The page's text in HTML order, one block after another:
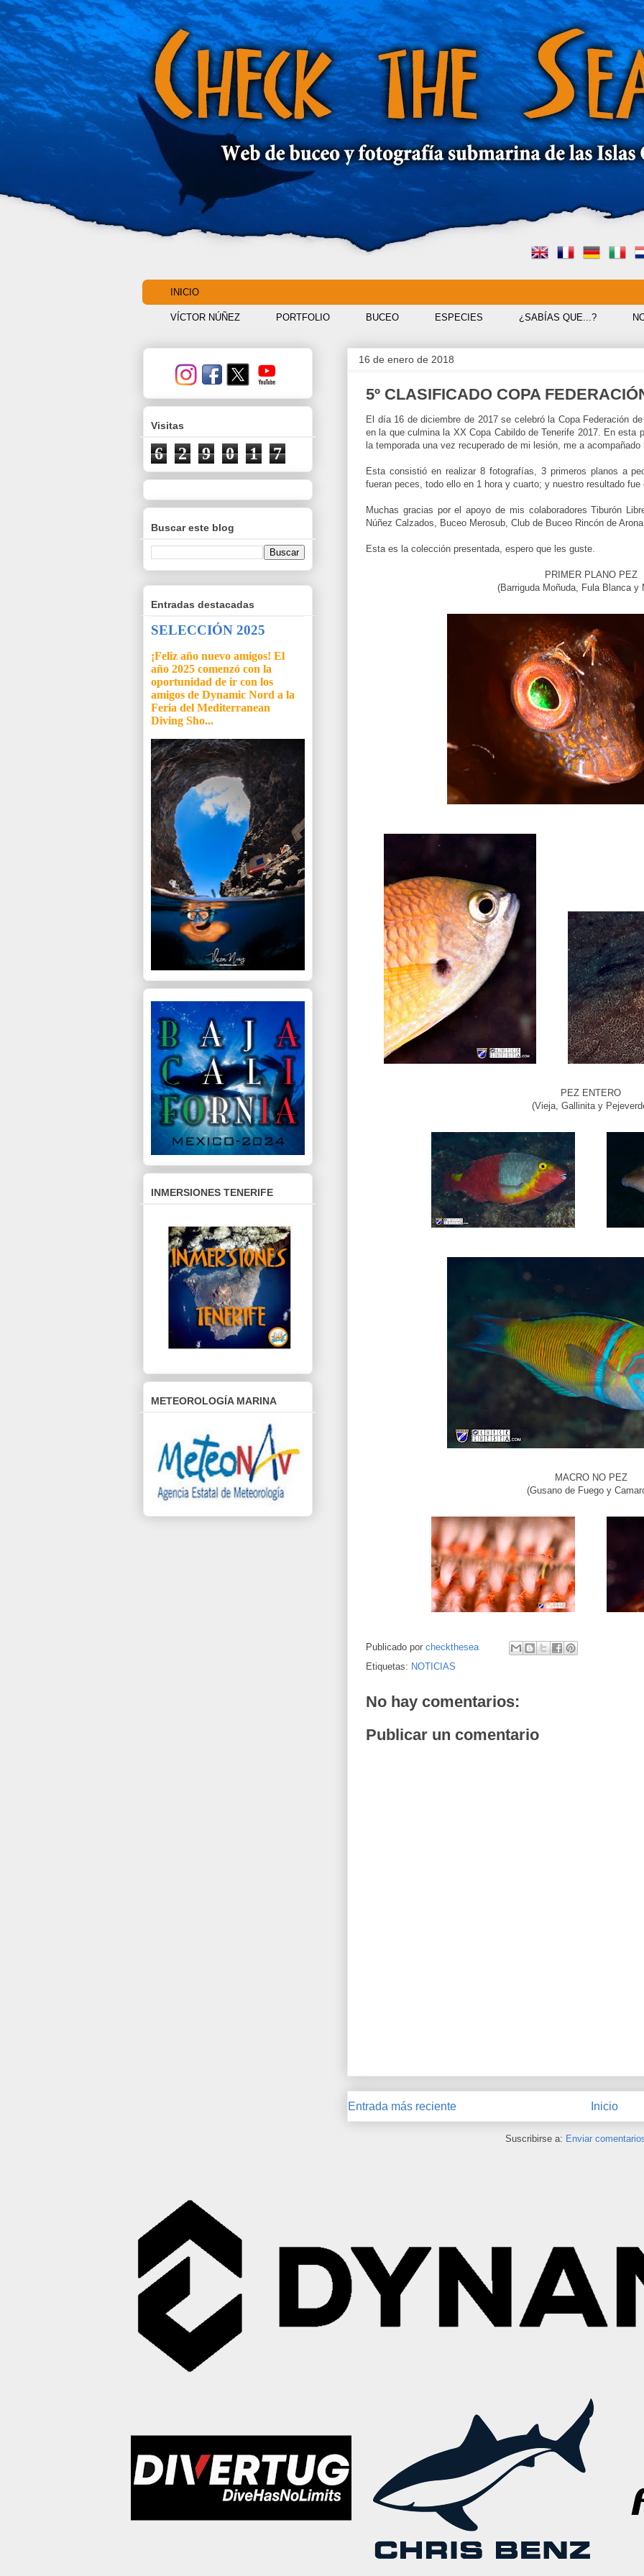
INICIO
VÍCTOR NÚÑEZ PORTFOLIO BUCEO ESPECIES ¿SABÍAS QUE...?
16 de enero de 2018
5º CLASIFICADO COPA
El día 16 de diciembre de 2017 se celebró la Copa Federación
en la que culmina la XX Copa Cabildo de Tenerife 2017. En esta
la temporada una vez recuperado de mi lesión, me a
Esta consistió en realizar 8 fotografías, 3 primeros planos a
fueran peces, todo ello en 1 hora y cuarto; y nuestro resultado fue
Muchas gracias por el apoyo de mis colaboradores Tiburón
Núñez Calzados, Buceo Merosub, Club de Buceo Rincón de
Esta es la colección presentada, espero que les guste.
PRIMER PLANO PEZ
(Barriguda Moñuda, Fula Blanca y
PEZ ENTERO
(Vieja, Gallinita y
MACRO NO PEZ
(Gusano de Fuego y
Publicado por checkthesea
Etiquetas: NOTICIAS
No hay comentarios:
Publicar un comentario
Entrada más reciente Inicio
Suscribirse a: Enviar
Visitas
6 2 9 0 1 7
Buscar este blog
Entradas destacadas
SELECCIÓN 2025
¡Feliz año nuevo amigos! El
año 2025 comenzó con la
oportunidad de ir con los
amigos de Dynamic Nord a la
Feria del Mediterranean
Diving Sho...
INMERSIONES TENERIFE
METEOROLOGÍA MARINA